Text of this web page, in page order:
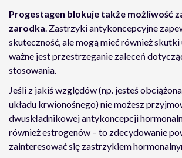
Progestagen blokuje także możliwość
zarodka. Zastrzyki antykoncepcyjne
skuteczność, ale mogą mieć również
ważne jest przestrzeganie zaleceń
stosowania.
Jeśli z jakiś względów (np. jesteś
układu krwionośnego) nie możesz
dwuskładnikowej antykoncepcji
również estrogenów – to zdecydowanie
zainteresować się zastrzykiem